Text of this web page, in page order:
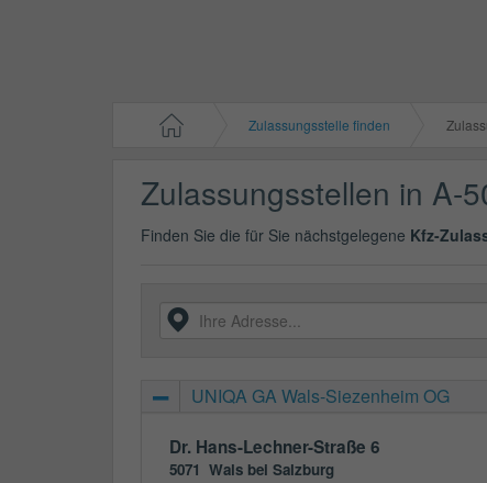
Zulassungsstelle finden
Zulassungsstellen in A-
Finden Sie die für Sie nächstgelegene Kfz-
UNIQA GA Wals-Siezenheim OG
Dr. Hans-Lechner-Straße 6
5071 Wals bei Salzburg